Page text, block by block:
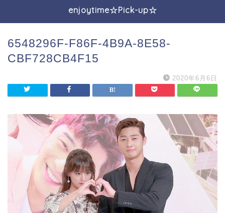
enjoytime☆Pick-up☆
6548296F-F86F-4B9A-8E58-
CBF728CB4F15
2020年6月6日